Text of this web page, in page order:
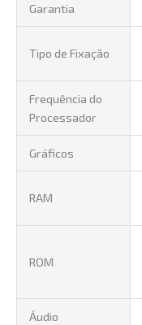
Garantia
Tipo de Fixação
Frequência do
Processador
Gráficos
RAM
ROM
Áudio